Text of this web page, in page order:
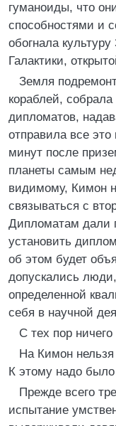
гуманоиды, что
способностями и
обогнала
Галактики,
Земля
кораблей,
дипломатов,
отправила все
минут после
планеты самым
видимому, Кимон
связываться с
Дипломатам дали
установить
об этом будет
допускались
определенной
себя в научной
С тех пор
На Кимон
К этому надо было
Прежде всего
испытание